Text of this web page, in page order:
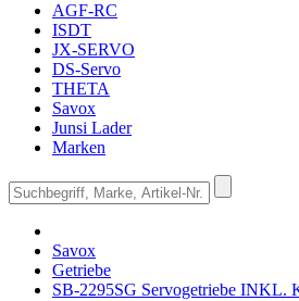
AGF-RC
ISDT
JX-SERVO
DS-Servo
THETA
Savox
Junsi Lader
Marken
Savox
Getriebe
SB-2295SG Servogetriebe INKL.